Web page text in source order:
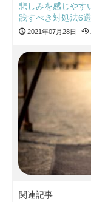
悲しみを感じやす
践すべき対処法6
2021年07月28日
関連記事